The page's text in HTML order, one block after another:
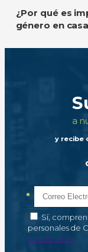
¿Por qué es
género en
a
y recibe
Correo
*Campo
Autorización
Sí,
personales de
condiciones